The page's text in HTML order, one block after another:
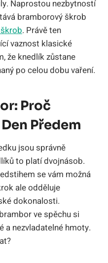
Naprostou nezbytností
bramborový škrob
. Právě ten
vaznost klasické
že knedlík zůstane
po celou dobu vaření.
Proč
Předem
jsou správně
to platí dvojnásob.
se vám možná
ale odděluje
dokonalosti.
ve spěchu si
a nezvladatelné hmoty.